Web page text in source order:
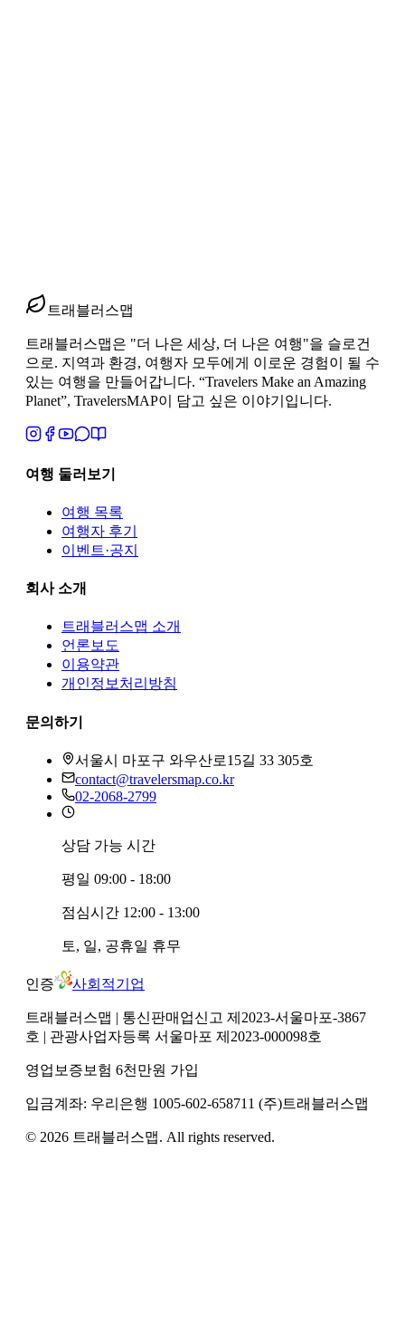
북유럽 여자 여행
트래블러스맵
트래블러스맵은 "더 나은 세상, 더 나은 여행"을 슬로건
으로. 지역과 환경, 여행자 모두에게 이로운 경험이 될 수
있는 여행을 만들어갑니다. “Travelers Make an Amazing
Planet”, TravelersMAP이 담고 싶은 이야기입니다.
여행 둘러보기
여행 목록
여행자 후기
이벤트·공지
회사 소개
트래블러스맵 소개
언론보도
이용약관
개인정보처리방침
문의하기
서울시 마포구 와우산로15길 33 305호
contact@travelersmap.co.kr
02-2068-2799
상담 가능 시간
평일 09:00 - 18:00
점심시간 12:00 - 13:00
토, 일, 공휴일 휴무
인증 사회적기업
트래블러스맵 | 통신판매업신고 제2023-서울마포-3867
호 | 관광사업자등록 서울마포 제2023-000098호
영업보증보험 6천만원 가입
입금계좌: 우리은행 1005-602-658711 (주)트래블러스맵
© 2026 트래블러스맵. All rights reserved.